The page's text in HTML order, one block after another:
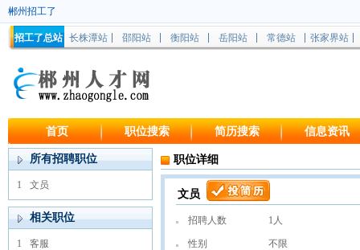
郴州招工了
招工了总站 长株潭站 邵阳站 衡阳站 岳阳站 常德站 张家界站
首页 职位搜索 简历搜索 信息资讯
所有招聘职位
1 文员
相关职位
1
客服
职位详细
文员
招聘人数 1人
性别 不限